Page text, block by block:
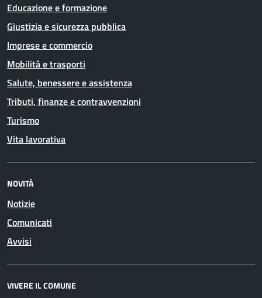
Educazione e formazione
Giustizia e sicurezza pubblica
Imprese e commercio
Mobilità e trasporti
Salute, benessere e assistenza
Tributi, finanze e contravvenzioni
Turismo
Vita lavorativa
NOVITÀ
Notizie
Comunicati
Avvisi
VIVERE IL COMUNE